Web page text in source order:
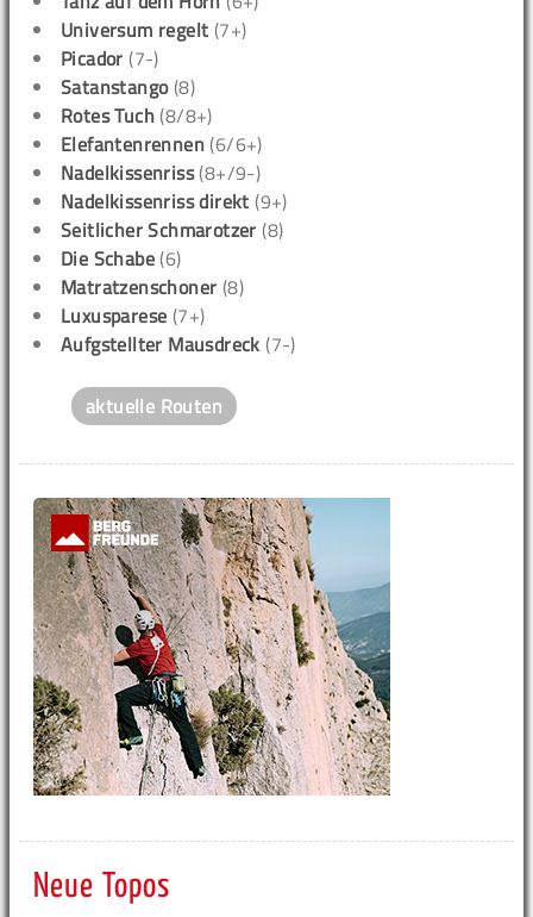
Universum regelt (7+)
Picador (7-)
Satanstango(8)
Rotes Tuch (8/8+)
Elefantenrennen (6/6+)
Nadelkissenriss(8+/9-)
Nadelkissenriss direkt (9+)
Seitlicher Schmarotzer (8)
Die Schabe (6)
Matratzenschoner (8)
Luxusparese (7+)
Aufgstellter Mausdreck (7-)
aktuelle Routen
Neue Topos